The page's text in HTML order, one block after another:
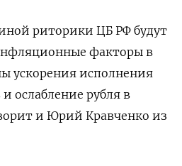
риторики ЦБ РФ будут
факторы в
ускорения исполнения
ослабление рубля в
и Юрий Кравченко из